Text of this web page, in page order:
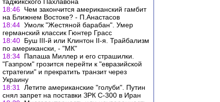
18:46 Чем закончится американский гамбит
на Ближнем Востоке? - П.Анастасов
18:44 Умолк "Жестяной барабан". Умер
германский классик Гюнтер Грасс
18:40 Буш III-й или Клинтон II-я. Трайбализм
по американски, - "МК"
18:34 Папаша Миллер и его страшилки.
"Газпром" грозится перейти к "евразийской
стратегии" и прекратить транзит через
Украину
18:31
Летите американские "голуби". Путин
снял запрет на поставки ЗРК С-300 в Иран